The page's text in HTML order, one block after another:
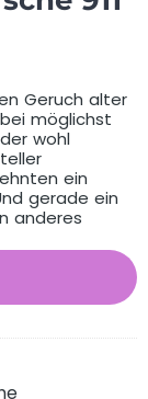
Geruch alter
möglichst
wohl
ein
gerade ein
anderes